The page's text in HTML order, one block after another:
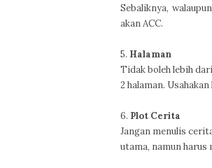
Sebaliknya,
akan ACC.
5. Halaman
Tidak boleh lebih
2 halaman.
6. Plot Cerita
Jangan menulis
utama, namun